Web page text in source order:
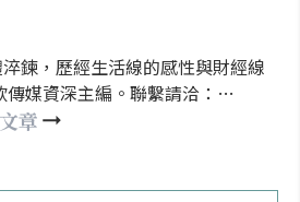
鍊，歷經生活線的感性與財經線
傳媒資深主編。聯繫請洽：
章